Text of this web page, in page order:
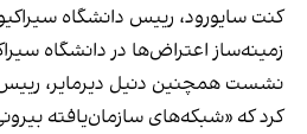
کنت سایورود، رییس دانشگاه
زمینه‌ساز اعتراض‌ها در دانشگاه
نشست همچنین دنیل دیرمایر، رییس
کرد که «شبکه‌های سازمان‌یافته